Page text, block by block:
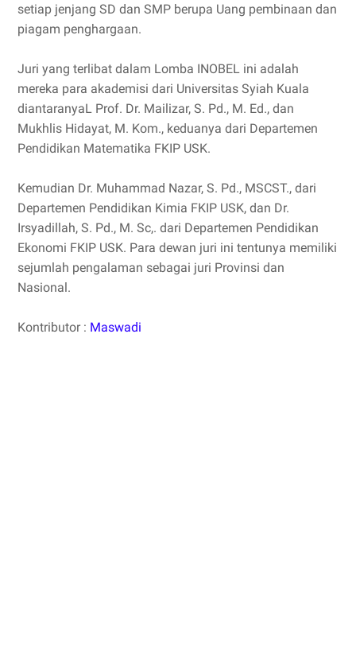
setiap jenjang SD dan SMP berupa Uang pembinaan dan
piagam penghargaan.
Juri yang terlibat dalam Lomba INOBEL ini adalah
mereka para akademisi dari Universitas Syiah Kuala
diantaranyaL Prof. Dr. Mailizar, S. Pd., M. Ed., dan
Mukhlis Hidayat, M. Kom., keduanya dari Departemen
Pendidikan Matematika FKIP USK.
Kemudian Dr. Muhammad Nazar, S. Pd., MSCST., dari
Departemen Pendidikan Kimia FKIP USK, dan Dr.
Irsyadillah, S. Pd., M. Sc,. dari Departemen Pendidikan
Ekonomi FKIP USK. Para dewan juri ini tentunya memiliki
sejumlah pengalaman sebagai juri Provinsi dan
Nasional.
Kontributor : Maswadi